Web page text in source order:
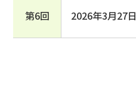
第6回 2026年3月27日